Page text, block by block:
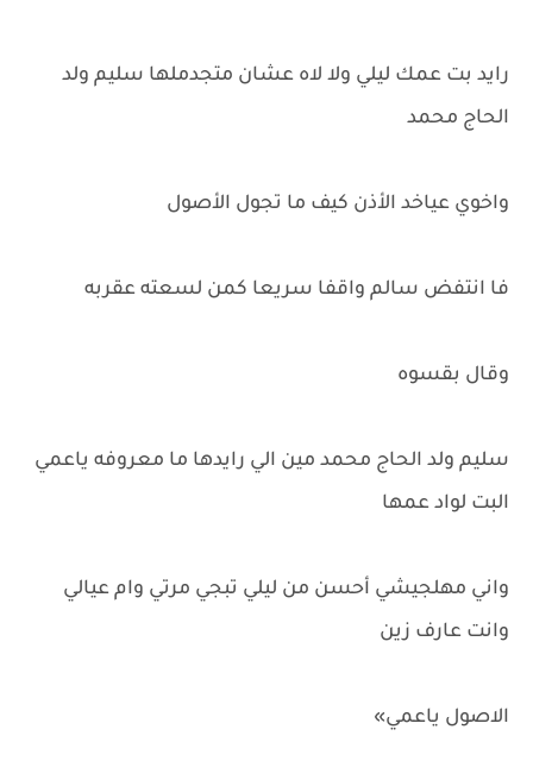
رايد بت عمك ليلي ولا لاه عشان متجدملها سليم ولد
الحاج محمد
واخوي عياخد الأذن كيف ما تجول الأصول
فا انتفض سالم واقفا سريعا كمن لسعته عقربه
وقال بقسوه
سليم ولد الحاج محمد مين الي رايدها ما معروفه ياعمي
البت لواد عمها
واني مهلجيشي أحسن من ليلي تبجي مرتي وام عيالي
وانت عارف زين
الاصول ياعمي»